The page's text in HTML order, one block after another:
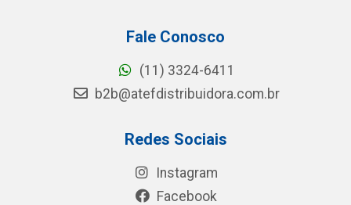
Fale Conosco
(11) 3324-6411
b2b@atefdistribuidora.com.br
Redes Sociais
Instagram
Facebook